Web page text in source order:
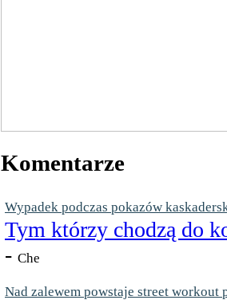
Komentarze
Wypadek podczas pokazów
Tym którzy chodzą do
- Che
Nad zalewem powstaje street workout